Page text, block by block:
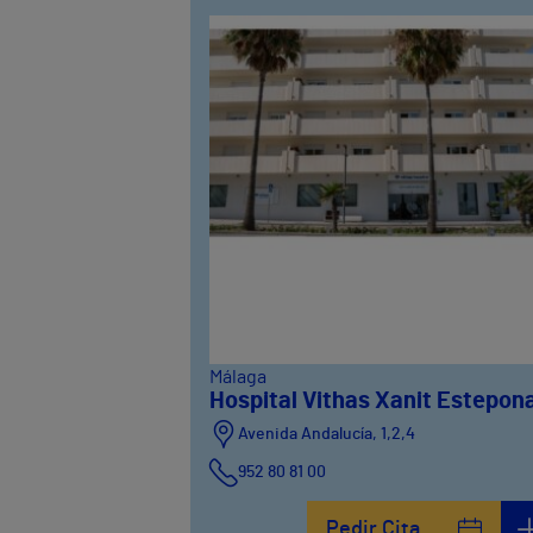
Málaga
Hospital Vithas Xanit
Avenida Andalucía, 1,2,4
952 80 81 00